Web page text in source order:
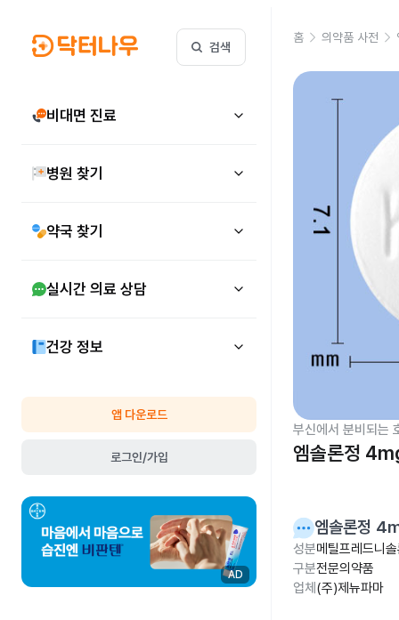
검색
비대면 진료
병원 찾기
약국 찾기
실시간 의료 상담
건강 정보
앱 다운로드
로그인/가입
AD
홈 의약품 사전
부신에서 분비되는
엠솔론정
엠솔론정
성분메틸프레드니
구분전문의약품
업체 (주)제뉴파마